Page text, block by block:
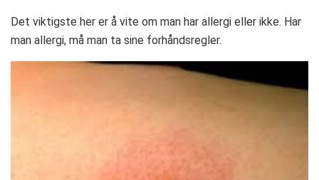
Det viktigste her er å vite om man har allergi eller ikke. Har
man allergi, må man ta sine forhåndsregler.